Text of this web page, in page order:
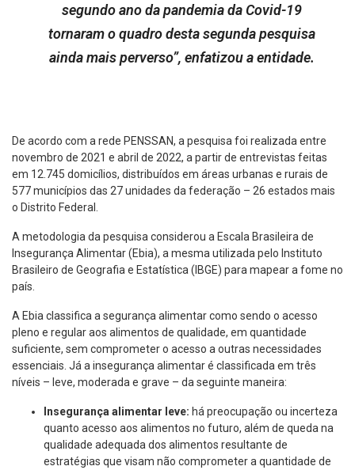
segundo ano da pandemia da Covid-19
tornaram o quadro desta segunda pesquisa
ainda mais perverso”, enfatizou a entidade.
De acordo com a rede PENSSAN, a pesquisa foi realizada entre
novembro de 2021 e abril de 2022, a partir de entrevistas feitas
em 12.745 domicílios, distribuídos em áreas urbanas e rurais de
577 municípios das 27 unidades da federação – 26 estados mais
o Distrito Federal.
A metodologia da pesquisa considerou a Escala Brasileira de
Insegurança Alimentar (Ebia), a mesma utilizada pelo Instituto
Brasileiro de Geografia e Estatística (IBGE) para mapear a fome no
país.
A Ebia classifica a segurança alimentar como sendo o acesso
pleno e regular aos alimentos de qualidade, em quantidade
suficiente, sem comprometer o acesso a outras necessidades
essenciais. Já a insegurança alimentar é classificada em três
níveis – leve, moderada e grave – da seguinte maneira:
Insegurança alimentar leve: há preocupação ou incerteza
quanto acesso aos alimentos no futuro, além de queda na
qualidade adequada dos alimentos resultante de
estratégias que visam não comprometer a quantidade de